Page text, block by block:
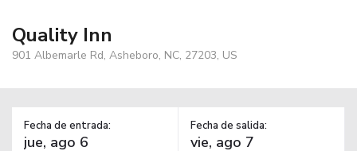
Quality Inn
901 Albemarle Rd, Asheboro, NC, 27203, US
Fecha de entrada: Fecha de salida: